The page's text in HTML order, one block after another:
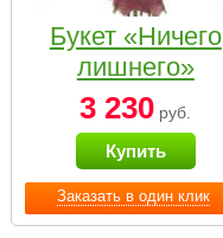
Заказать в один клик
Букет «Ничего
лишнего»
3 230 руб.
Купить